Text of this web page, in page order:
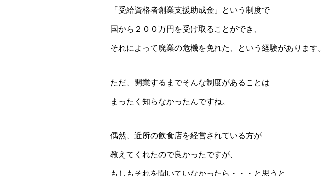
「受給資格者創業支援助成金」という制度で
国から２００万円を受け取ることができ、
それによって廃業の危機を免れた、という経験があります。
ただ、開業するまでそんな制度があることは
まったく知らなかったんですね。
偶然、近所の飲食店を経営されている方が
教えてくれたので良かったですが、
もしもそれを聞いていなかったら・・・と思うと